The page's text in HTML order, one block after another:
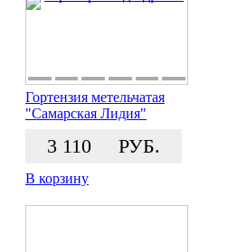
Гортензия метельчатая
"Самарская Лидия"
3 110 РУБ.
В корзину